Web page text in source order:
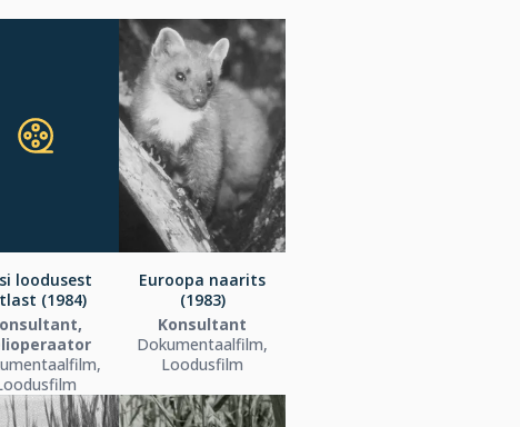
loodusest
(1984)
Euroopa naarits
(1983)
Konsultant
Dokumentaalfilm,
Loodusfilm